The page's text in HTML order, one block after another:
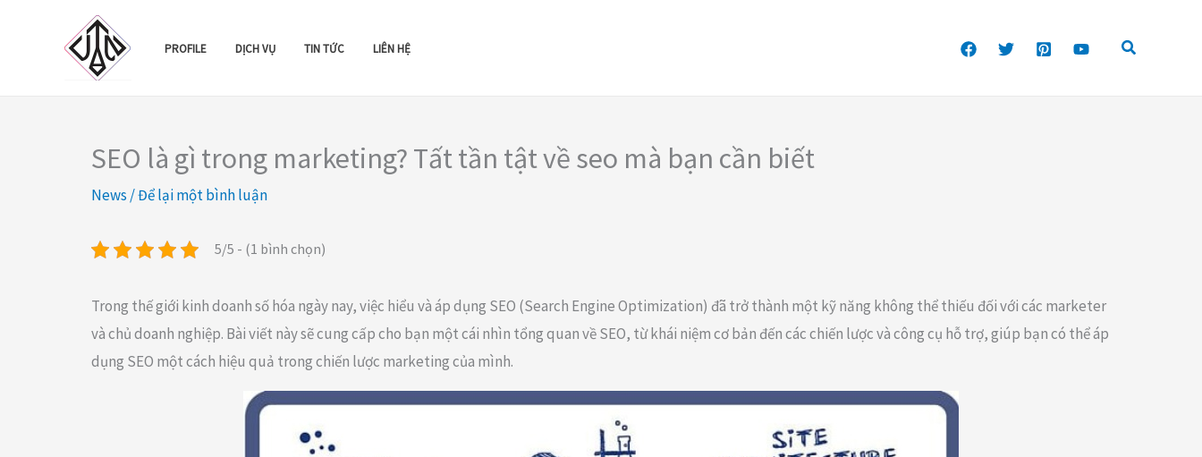
PROFILE DỊCH VỤ TIN TỨC LIÊN HỆ
SEO là gì trong marketing? Tất tần tật về seo mà bạn cần biết
News /Để lại một bình luận
5/5 - (1 bình chọn)
Trong thế giới kinh doanh số hóa ngày nay, việc hiểu và áp dụng SEO (Search Engine Optimization) đã trở thành một kỹ năng không thể thiếu đối với các marketer
và chủ doanh nghiệp. Bài viết này sẽ cung cấp cho bạn một cái nhìn tổng quan về SEO, từ khái niệm cơ bản đến các chiến lược và công cụ hỗ trợ, giúp bạn có thể áp
dụng SEO một cách hiệu quả trong chiến lược marketing của mình.